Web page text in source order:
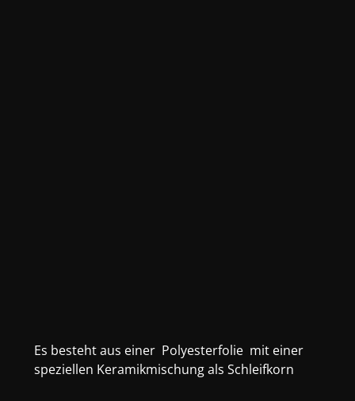
Es besteht aus einer Polyesterfolie mit einer
speziellen Keramikmischung als Schleifkorn